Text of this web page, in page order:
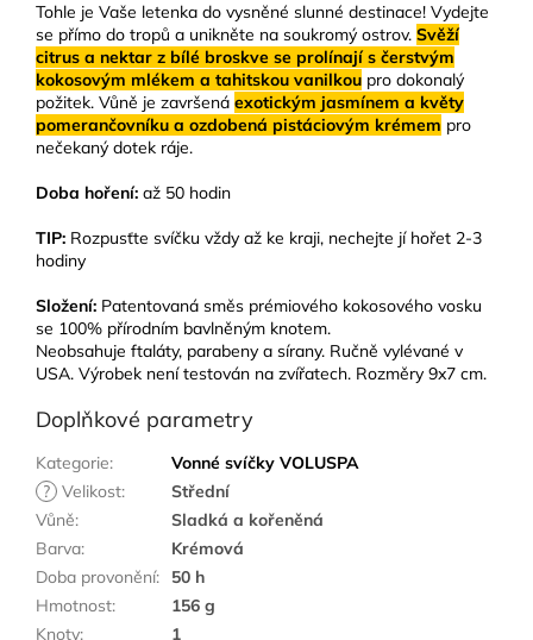
Tohle je Vaše letenka do vysněné slunné destinace! Vydejte
se přímo do tropů a unikněte na soukromý ostrov. Svěží
citrus a nektar z bílé broskve se prolínají s čerstvým
kokosovým mlékem a tahitskou vanilkou pro dokonalý
požitek. Vůně je završená exotickým jasmínem a květy
pomerančovníku a ozdobená pistáciovým krémem pro
nečekaný dotek ráje.
Doba hoření: až 50 hodin
TIP: Rozpusťte svíčku vždy až ke kraji, nechejte jí hořet 2-3
hodiny
Složení: Patentovaná směs prémiového kokosového vosku
se 100% přírodním bavlněným knotem.
Neobsahuje ftaláty, parabeny a sírany. Ručně vylévané v
USA. Výrobek není testován na zvířatech. Rozměry 9x7 cm.
Doplňkové parametry
Kategorie:
Vonné svíčky VOLUSPA
? Velikost:
Střední
Vůně:
Sladká a kořeněná
Barva:
Krémová
Doba provonění:
50 h
Hmotnost:
156 g
Knoty:
1